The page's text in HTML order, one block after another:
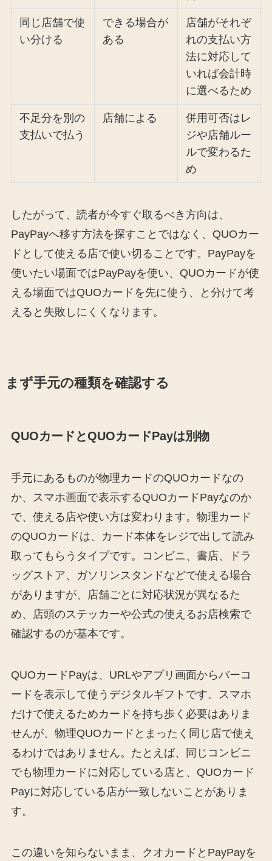
同じ店舗で使
い分ける
できる場合が
ある
店舗がそれぞ
れの支払い方
法に対応して
いれば会計時
に選べるため
不足分を別の
支払いで払う
店舗による
併用可否はレ
ジや店舗ルー
ルで変わるた
め
したがって、読者が今すぐ取るべき方向は、
PayPayへ移す方法を探すことではなく、QUOカー
ドとして使える店で使い切ることです。PayPayを
使いたい場面ではPayPayを使い、QUOカードが使
える場面ではQUOカードを先に使う、と分けて考
えると失敗しにくくなります。
まず手元の種類を確認する
QUOカードとQUOカードPayは別物
手元にあるものが物理カードのQUOカードなの
か、スマホ画面で表示するQUOカードPayなのか
で、使える店や使い方は変わります。物理カード
のQUOカードは、カード本体をレジで出して読み
取ってもらうタイプです。コンビニ、書店、ドラ
ッグストア、ガソリンスタンドなどで使える場合
がありますが、店舗ごとに対応状況が異なるた
め、店頭のステッカーや公式の使えるお店検索で
確認するのが基本です。
QUOカードPayは、URLやアプリ画面からバーコ
ードを表示して使うデジタルギフトです。スマホ
だけで使えるためカードを持ち歩く必要はありま
せんが、物理QUOカードとまったく同じ店で使え
るわけではありません。たとえば、同じコンビニ
でも物理カードに対応している店と、QUOカード
Payに対応している店が一致しないことがありま
す。
この違いを知らないまま、クオカードとPayPayを